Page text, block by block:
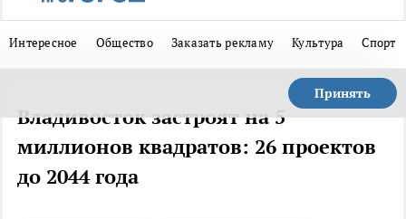
Интересное Общество Заказать рекламу Культура Спорт
Принять
Владивосток застроят на 5
миллионов квадратов: 26 проектов
до 2044 года